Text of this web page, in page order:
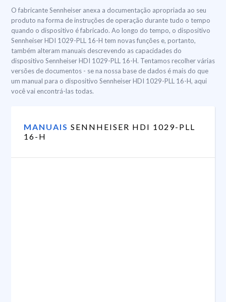
O fabricante Sennheiser anexa a documentação apropriada ao seu
produto na forma de instruções de operação durante tudo o tempo
quando o dispositivo é fabricado. Ao longo do tempo, o dispositivo
Sennheiser HDI 1029-PLL 16-H tem novas funções e, portanto,
também alteram manuais descrevendo as capacidades do
dispositivo Sennheiser HDI 1029-PLL 16-H. Tentamos recolher várias
versões de documentos - se na nossa base de dados é mais do que
um manual para o dispositivo Sennheiser HDI 1029-PLL 16-H, aqui
você vai encontrá-las todas.
MANUAIS SENNHEISER HDI 1029-PLL
16-H